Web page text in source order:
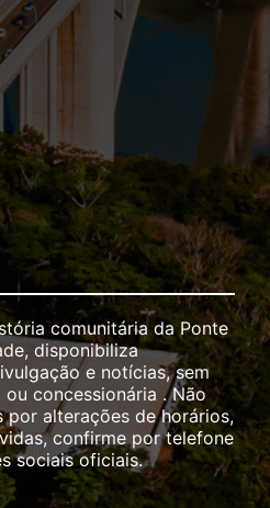
comunitária da Ponte
disponibiliza
e notícias, sem
concessionária . Não
por alterações de horários,
confirme por telefone
sociais oficiais.